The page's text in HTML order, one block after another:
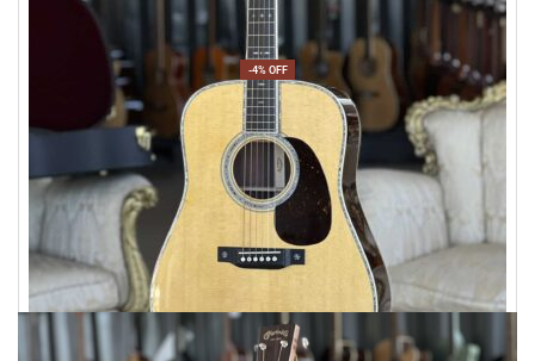
-4% OFF
Martin&Co
MARTIN D-42 Reimagined